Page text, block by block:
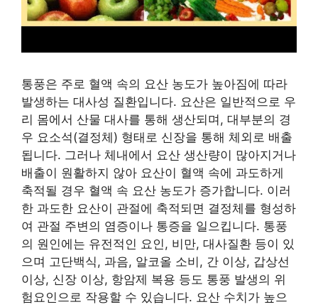
통풍은 주로 혈액 속의 요산 농도가 높아짐에 따라
발생하는 대사성 질환입니다. 요산은 일반적으로 우
리 몸에서 산물 대사를 통해 생산되며, 대부분의 경
우 요소석(결정체) 형태로 신장을 통해 체외로 배출
됩니다. 그러나 체내에서 요산 생산량이 많아지거나
배출이 원활하지 않아 요산이 혈액 속에 과도하게
축적될 경우 혈액 속 요산 농도가 증가합니다. 이러
한 과도한 요산이 관절에 축적되면 결정체를 형성하
여 관절 주변의 염증이나 통증을 일으킵니다. 통풍
의 원인에는 유전적인 요인, 비만, 대사질환 등이 있
으며 고단백식, 과음, 알코올 소비, 간 이상, 갑상선
이상, 신장 이상, 항암제 복용 등도 통풍 발생의 위
험요인으로 작용할 수 있습니다. 요산 수치가 높으